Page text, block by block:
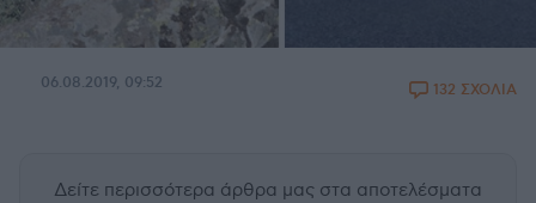
06.08.2019, 09:52 132 ΣΧΟΛΙΑ
Δείτε περισσότερα άρθρα μας στα αποτελέσματα